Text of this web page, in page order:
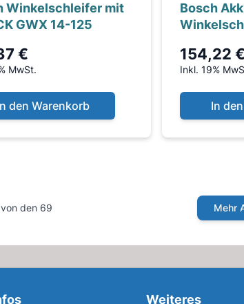
Winkelschleifer mit
GWX 14-125
€
MwSt.
den Warenkorb
Bosch
154,22 €
Inkl. 19%
In
den 69 Mehr
Weiteres